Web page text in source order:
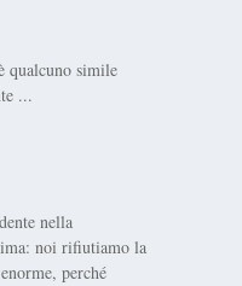
qualcuno simile
...
nella
noi rifiutiamo la
perché